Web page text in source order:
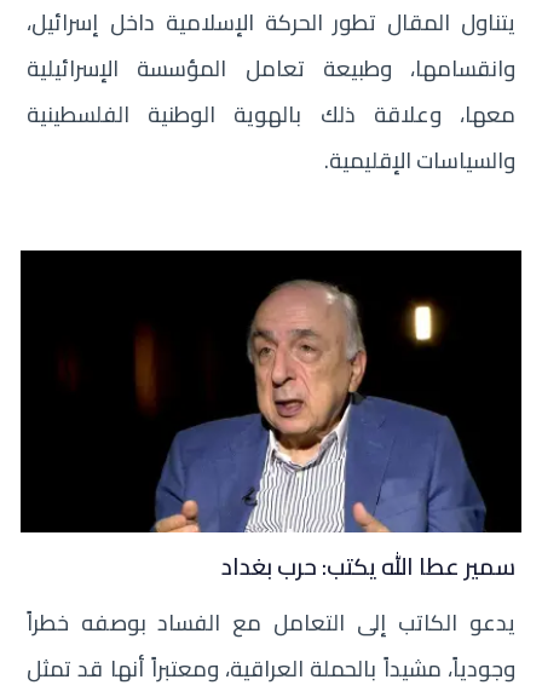
يتناول المقال تطور الحركة الإسلامية داخل إسرائيل،
وانقسامها، وطبيعة تعامل المؤسسة الإسرائيلية
معها، وعلاقة ذلك بالهوية الوطنية الفلسطينية
والسياسات الإقليمية.
سمير عطا الله يكتب: حرب بغداد
يدعو الكاتب إلى التعامل مع الفساد بوصفه خطراً
وجودياً، مشيداً بالحملة العراقية، ومعتبراً أنها قد تمثل